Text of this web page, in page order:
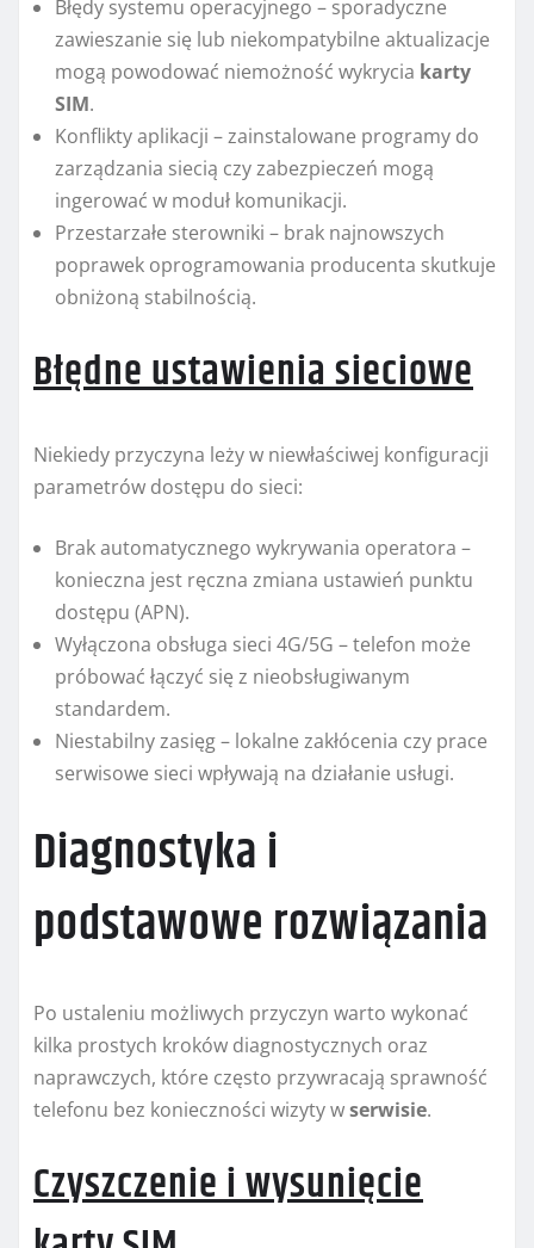
Błędy systemu operacyjnego – sporadyczne
zawieszanie się lub niekompatybilne aktualizacje
mogą powodować niemożność wykrycia karty
SIM.
Konflikty aplikacji – zainstalowane programy do
zarządzania siecią czy zabezpieczeń mogą
ingerować w moduł komunikacji.
Przestarzałe sterowniki – brak najnowszych
poprawek oprogramowania producenta skutkuje
obniżoną stabilnością.
Błędne ustawienia sieciowe
Niekiedy przyczyna leży w niewłaściwej konfiguracji
parametrów dostępu do sieci:
Brak automatycznego wykrywania operatora –
konieczna jest ręczna zmiana ustawień punktu
dostępu (APN).
Wyłączona obsługa sieci 4G/5G – telefon może
próbować łączyć się z nieobsługiwanym
standardem.
Niestabilny zasięg – lokalne zakłócenia czy prace
serwisowe sieci wpływają na działanie usługi.
Diagnostyka i
podstawowe rozwiązania
Po ustaleniu możliwych przyczyn warto wykonać
kilka prostych kroków diagnostycznych oraz
naprawczych, które często przywracają sprawność
telefonu bez konieczności wizyty wserwisie.
Czyszczenie i wysunięcie